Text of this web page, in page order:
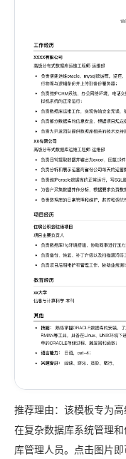
推荐理由：该模板专为
在复杂数据库系统管理
库管理人员。点击图片即